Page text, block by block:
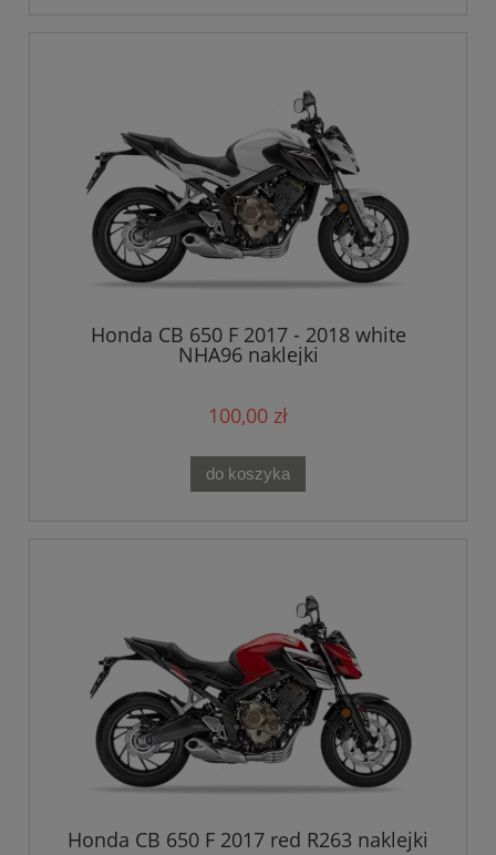
Honda CB 650 F 2017 - 2018 white
NHA96 naklejki
100,00 zł
do koszyka
Honda CB 650 F 2017 red R263 naklejki